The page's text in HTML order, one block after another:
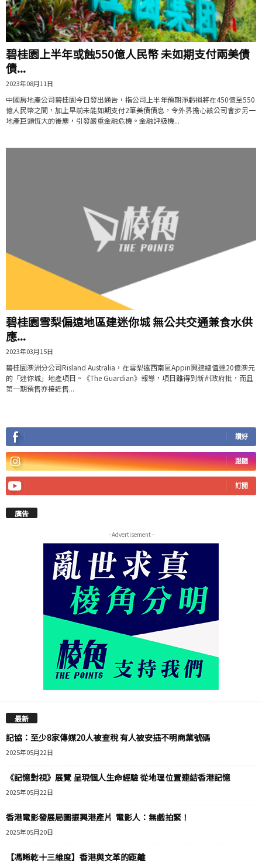
碧桂園上半年或蝕550億人民幣 未如期支付兩美債
債...
2023年08月11日
中國房地產公司碧桂園今日發出通告，指公司上半年預期淨虧損將在450億至550
億人民幣之間，加上早前未能如期支付2筆美債債息，令外界擔心該公司會步另一
地產巨頭恆大的後塵，引發嚴重金融危機。金融評級機...
碧桂園雪梨偏遠地區建迷你城 無公共交通兼食水供
應...
2023年03月15日
碧桂園澳洲分公司Risland Australia，在雪梨遠西南區Appin興建總值達20億澳元
的「迷你城」地產項目。《The Guardian》報導，項目雖得到新州政府批，而且
第一期預售亦接近售...
讚好
跟隨
訂閱
廣告
- Advertisement -
最新
記協：至少8家傳媒20人被查稅 有人被安插不明商業號碼
2025年05月22日
《記憶對視》展覽 呈現個人生命經驗 從地理位置連結香港記憶
2025年05月22日
香港電影發展局圖振興港產片 電影人：無戲拍緊！
2025年05月20日
【馮睎乾十三維度】香港與文革的距離